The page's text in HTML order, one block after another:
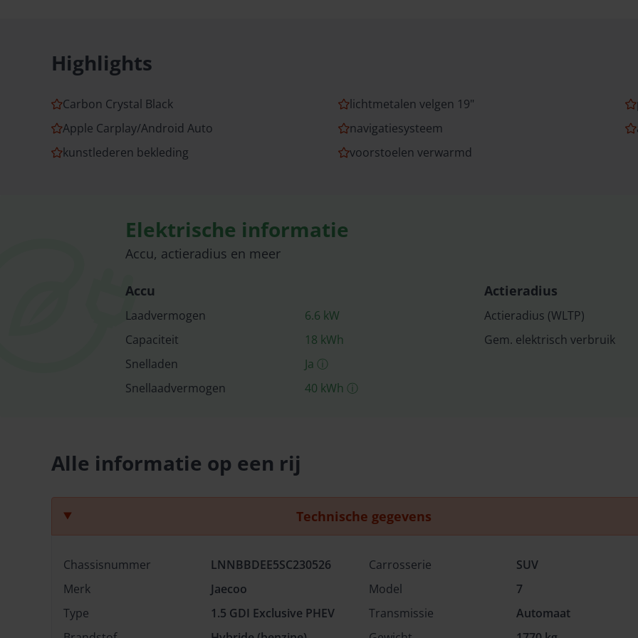
Highlights
Carbon Crystal Black lichtmetalen velgen 19"
Apple Carplay/Android Auto
navigatiesysteem
kunstlederen bekleding
voorstoelen verwarmd
Elektrische informatie
Accu, actieradius en meer
Accu
Laadvermogen 6.6 kW
Capaciteit
18 kWh
Snelladen
Ja ⓘ
Snellaad­vermogen
40 kWh ⓘ
Actieradius
Actieradius (WLTP)
Gem. elektrisch verbruik
Alle informatie op een rij
Technische gegevens
Chassisnummer LNNBBDEE5SC230526 Carrosserie
SUV
Merk
Jaecoo Model
7
Type
1.5 GDI Exclusive PHEV Transmissie
Automaat